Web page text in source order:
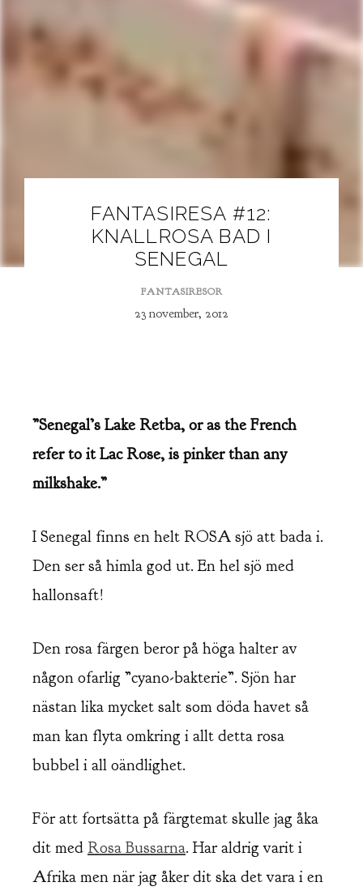
FANTASIRESA #12:
KNALLROSA BAD I
SENEGAL
FANTASIRESOR
23 november, 2012
”Senegal’s Lake Retba, or as the French
refer to it Lac Rose, is pinker than any
milkshake.”
I Senegal finns en helt ROSA sjö att bada i.
Den ser så himla god ut. En hel sjö med
hallonsaft!
Den rosa färgen beror på höga halter av
någon ofarlig ”cyano-bakterie”. Sjön har
nästan lika mycket salt som döda havet så
man kan flyta omkring i allt detta rosa
bubbel i all oändlighet.
För att fortsätta på färgtemat skulle jag åka
dit med Rosa Bussarna. Har aldrig varit i
Afrika men när jag åker dit ska det vara i en